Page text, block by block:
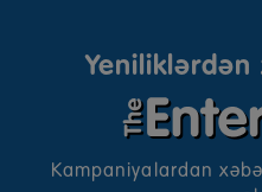
Kampaniyalardan